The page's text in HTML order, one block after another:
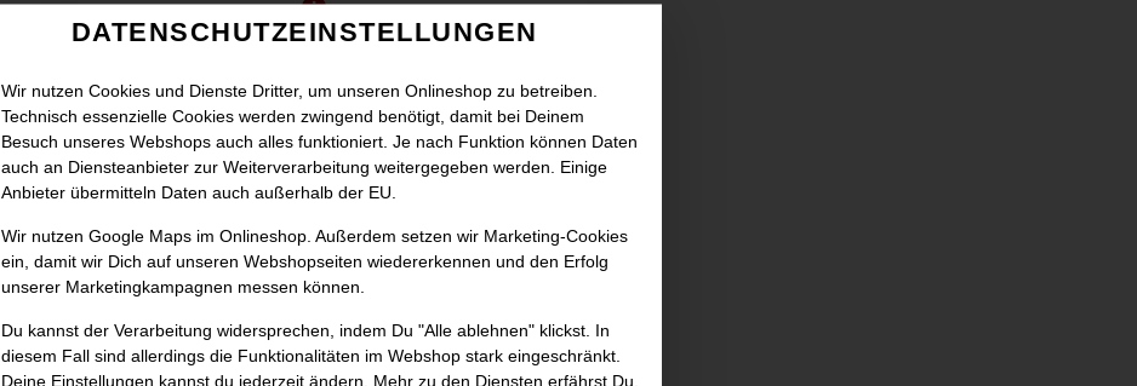
DATENSCHUTZEINSTELLUNGEN
Wir nutzen Cookies und Dienste Dritter, um unseren Onlineshop zu betreiben.
Technisch essenzielle Cookies werden zwingend benötigt, damit bei Deinem
Besuch unseres Webshops auch alles funktioniert. Je nach Funktion können Daten
auch an Diensteanbieter zur Weiterverarbeitung weitergegeben werden. Einige
Anbieter übermitteln Daten auch außerhalb der EU.
Wir nutzen Google Maps im Onlineshop. Außerdem setzen wir Marketing-Cookies
ein, damit wir Dich auf unseren Webshopseiten wiedererkennen und den Erfolg
unserer Marketingkampagnen messen können.
Du kannst der Verarbeitung widersprechen, indem Du "Alle ablehnen" klickst. In
diesem Fall sind allerdings die Funktionalitäten im Webshop stark eingeschränkt.
Deine Einstellungen kannst du jederzeit ändern. Mehr zu den Diensten erfährst Du,